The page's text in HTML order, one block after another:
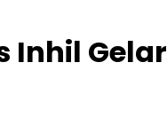
Inhil